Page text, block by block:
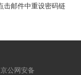
击邮件中重设密码链
公网安备